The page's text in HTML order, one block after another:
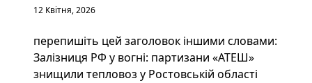
12 Квітня, 2026
перепишіть цей заголовок іншими словами:
Залізниця РФ у вогні: партизани «АТЕШ»
знищили тепловоз у Ростовській області